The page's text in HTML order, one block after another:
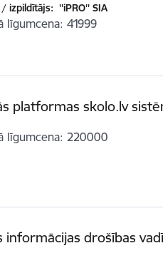
izpildītājs: ''iPRO'' SIA
līgumcena 41999
platformas skolo.lv
līgumcena 220000
informācijas drošības